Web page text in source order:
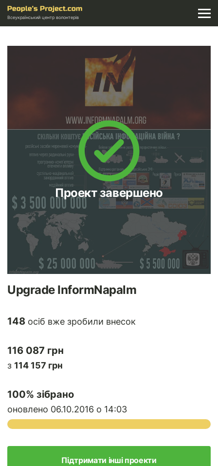
Всеукраїнський центр волонтерів
Проект завершено
Upgrade InformNapalm
148 осіб вже зробили внесок
116 087 грн
з 114 157 грн
100% зібрано
оновлено 06.10.2016 о 14:03
Підтримати інші проекти